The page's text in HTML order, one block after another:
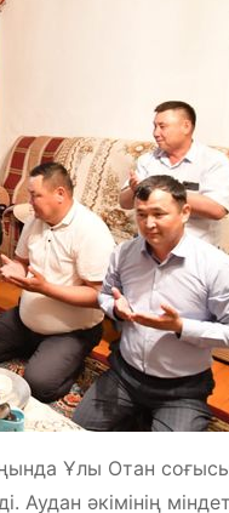
Ұлы Отан
Аудан әкімінің